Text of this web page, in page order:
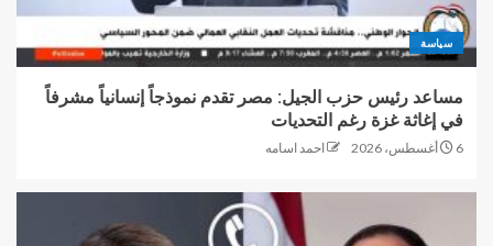
سياسة
مساعد رئيس حزب الجيل: مصر تقدم نموذجاً إنسانياً مشرفاً
في إغاثة غزة رغم التحديات
6 أغسطس، 2026 احمد اسامه